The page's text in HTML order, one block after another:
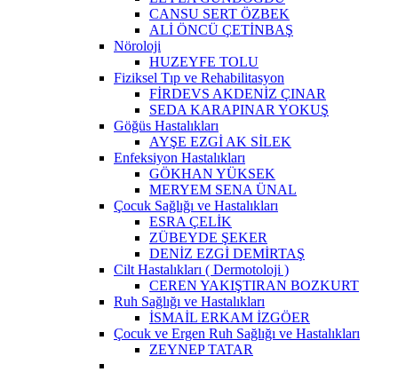
CANSU SERT ÖZBEK
ALİ ÖNCÜ ÇETİNBAŞ
Nöroloji
HUZEYFE TOLU
Fiziksel Tıp ve Rehabilitasyon
FİRDEVS AKDENİZ ÇINAR
SEDA KARAPINAR YOKUŞ
Göğüs Hastalıkları
AYŞE EZGİ AK SİLEK
Enfeksiyon Hastalıkları
GÖKHAN YÜKSEK
MERYEM SENA ÜNAL
Çocuk Sağlığı ve Hastalıkları
ESRA ÇELİK
ZÜBEYDE ŞEKER
DENİZ EZGİ DEMİRTAŞ
Cilt Hastalıkları ( Dermotoloji )
CEREN YAKIŞTIRAN BOZKURT
Ruh Sağlığı ve Hastalıkları
İSMAİL ERKAM İZGÖER
Çocuk ve Ergen Ruh Sağlığı ve Hastalıkları
ZEYNEP TATAR